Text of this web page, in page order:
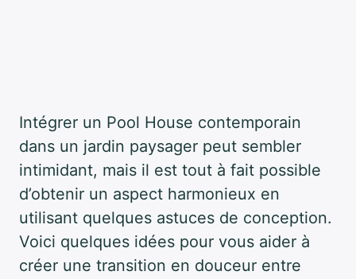
Intégrer un Pool House contemporain
dans un jardin paysager peut sembler
intimidant, mais il est tout à fait possible
d’obtenir un aspect harmonieux en
utilisant quelques astuces de conception.
Voici quelques idées pour vous aider à
créer une transition en douceur entre